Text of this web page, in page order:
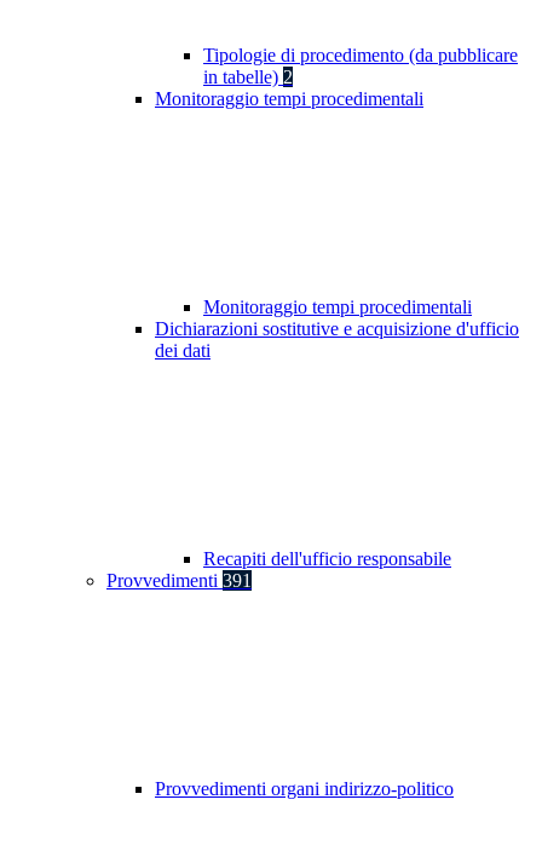
Tipologie di procedimento (da pubblicare
in tabelle) 2
Monitoraggio tempi procedimentali
Monitoraggio tempi procedimentali
Dichiarazioni sostitutive e acquisizione d'ufficio
dei dati
Recapiti dell'ufficio responsabile
Provvedimenti 391
Provvedimenti organi indirizzo-politico